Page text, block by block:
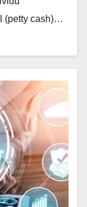
(petty cash)…